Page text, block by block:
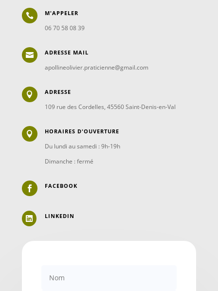
 M'APPELER
06 70 58 08 39
 ADRESSE MAIL
apollineolivier.praticienne@gmail.com
 ADRESSE
109 rue des Cordelles, 45560 Saint-Denis-en-Val
 HORAIRES D'OUVERTURE
Du lundi au samedi : 9h-19h
Dimanche : fermé
 FACEBOOK
 LINKEDIN